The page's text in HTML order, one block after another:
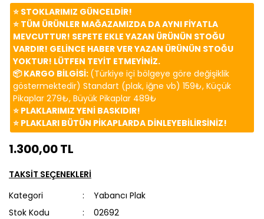
⭐️ STOKLARIMIZ GÜNCELDİR!
⭐️ TÜM ÜRÜNLER MAĞAZAMIZDA DA AYNI FİYATLA
MEVCUTTUR! SEPETE EKLE YAZAN ÜRÜNÜN STOĞU
VARDIR! GELİNCE HABER VER YAZAN ÜRÜNÜN STOĞU
YOKTUR! LÜTFEN TEYİT ETMEYİNİZ.
📦 KARGO BİLGİSİ: (Türkiye içi bölgeye göre değişiklik
göstermektedir) Standart (plak, iğne vb) 159₺, Küçük
Pikaplar 279₺, Büyük Pikaplar 489₺
⭐️ PLAKLARIMIZ YENİ BASKIDIR!
⭐️ PLAKLARI BÜTÜN PİKAPLARDA DİNLEYEBİLİRSİNİZ!
1.300,00 TL
TAKSİT SEÇENEKLERİ
Kategori
Yabancı Plak
Stok Kodu
02692